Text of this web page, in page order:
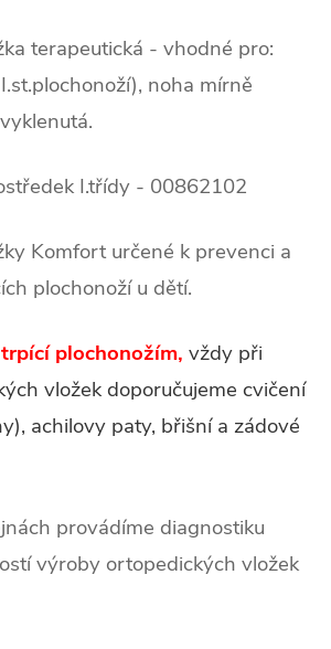
terapeutická - vhodné pro:
noha mírně
I.třídy - 00862102
Komfort určené k prevenci a
plochonoží u dětí.
plochonožím, vždy při
vložek doporučujeme cvičení
achilovy paty, břišní a zádové
provádíme diagnostiku
výroby ortopedických vložek